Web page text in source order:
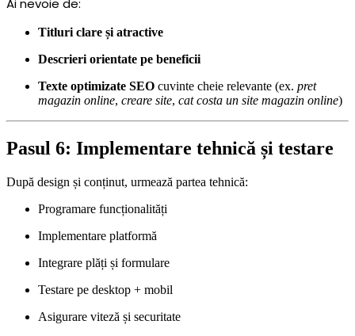
Ai nevoie de:
Titluri clare și atractive
Descrieri orientate pe beneficii
Texte optimizate SEO cuvinte cheie relevante (ex. pret
magazin online, creare site, cat costa un site magazin online)
Pasul 6: Implementare tehnică și testare
După design și conținut, urmează partea tehnică:
Programare funcționalități
Implementare platformă
Integrare plăți și formulare
Testare pe desktop + mobil
Asigurare viteză și securitate